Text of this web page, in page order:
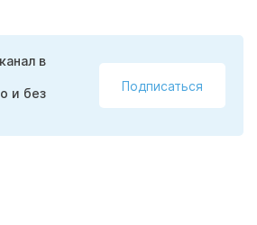
в
и без
Подписаться